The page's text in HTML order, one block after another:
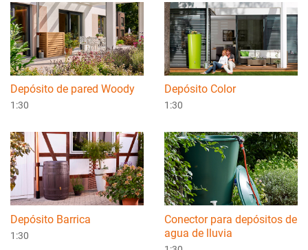
Depósito de pared Woody
1:30
Depósito Color
1:30
Depósito Barrica
1:30
Conector para depósitos de
agua de lluvia